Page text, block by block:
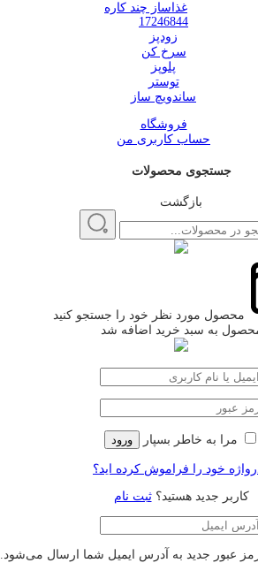
غذاساز چند کاره
17246844
زودپز
سرخ کن
پلوپز
توستر
ساندویچ ساز
فروشگاه
حساب کاربری من
جستجوی محصولات
بازگشت
محصول مورد نظر خود را جستجو کنید
به سبد خرید اضافه شد
مرا به خاطر بسپار ورود
خود را فراموش کرده اید؟
کاربر جدید هستید؟ثبت نام
رمز عبور جدید به آدرس ایمیل شما ارسال می‌شود.